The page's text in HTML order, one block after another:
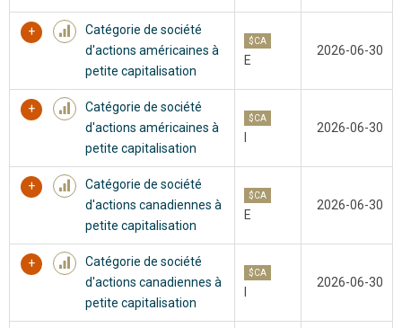
Catégorie de société
d'actions américaines à
petite capitalisation
$CA
E
2026-06-30
Catégorie de société
d'actions américaines à
petite capitalisation
$CA
2026-06-30
Catégorie de société
d'actions canadiennes à
petite capitalisation
$CA
E
2026-06-30
Catégorie de société
d'actions canadiennes à
petite capitalisation
$CA
2026-06-30